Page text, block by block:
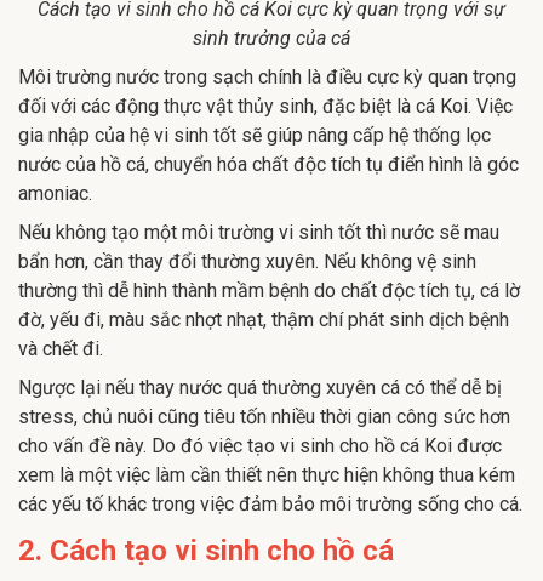
Cách tạo vi sinh cho hồ cá Koi cực kỳ quan trọng với sự
sinh trưởng của cá
Môi trường nước trong sạch chính là điều cực kỳ quan trọng
đối với các động thực vật thủy sinh, đặc biệt là cá Koi. Việc
gia nhập của hệ vi sinh tốt sẽ giúp nâng cấp hệ thống lọc
nước của hồ cá, chuyển hóa chất độc tích tụ điển hình là góc
amoniac.
Nếu không tạo một môi trường vi sinh tốt thì nước sẽ mau
bẩn hơn, cần thay đổi thường xuyên. Nếu không vệ sinh
thường thì dễ hình thành mầm bệnh do chất độc tích tụ, cá lờ
đờ, yếu đi, màu sắc nhợt nhạt, thậm chí phát sinh dịch bệnh
và chết đi.
Ngược lại nếu thay nước quá thường xuyên cá có thể dễ bị
stress, chủ nuôi cũng tiêu tốn nhiều thời gian công sức hơn
cho vấn đề này. Do đó việc tạo vi sinh cho hồ cá Koi được
xem là một việc làm cần thiết nên thực hiện không thua kém
các yếu tố khác trong việc đảm bảo môi trường sống cho cá.
2. Cách tạo vi sinh cho hồ cá